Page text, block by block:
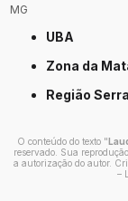
MG
UBA
Zona da
Região
O conteúdo do texto "
reservado. Sua
a autorização do autor.
–